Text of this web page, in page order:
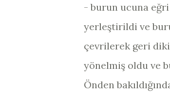
- burun ucuna eğri
yerleştirildi ve
çevrilerek geri
yönelmiş oldu ve
Önden